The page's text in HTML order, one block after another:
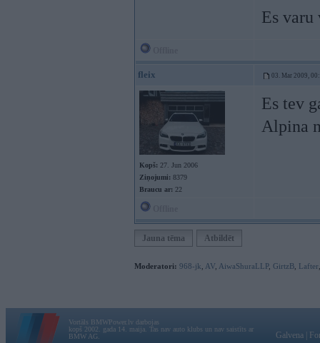
Es
fleix 03. Mar 2009,
Kopš: 27. Jun 2006
Ziņojumi: 8379
Braucu ar: 22
Es tev
Alpina
Jauna tēma Atbildēt
Moderatori: 968-jk AV AiwaShuraLLP, GirtzB Lafter
Vortāls BMWPower.lv darbojas
kopš 2002. gada 14. maija. Tas nav auto klubs un nav saistīts ar
BMW AG.
Galvena